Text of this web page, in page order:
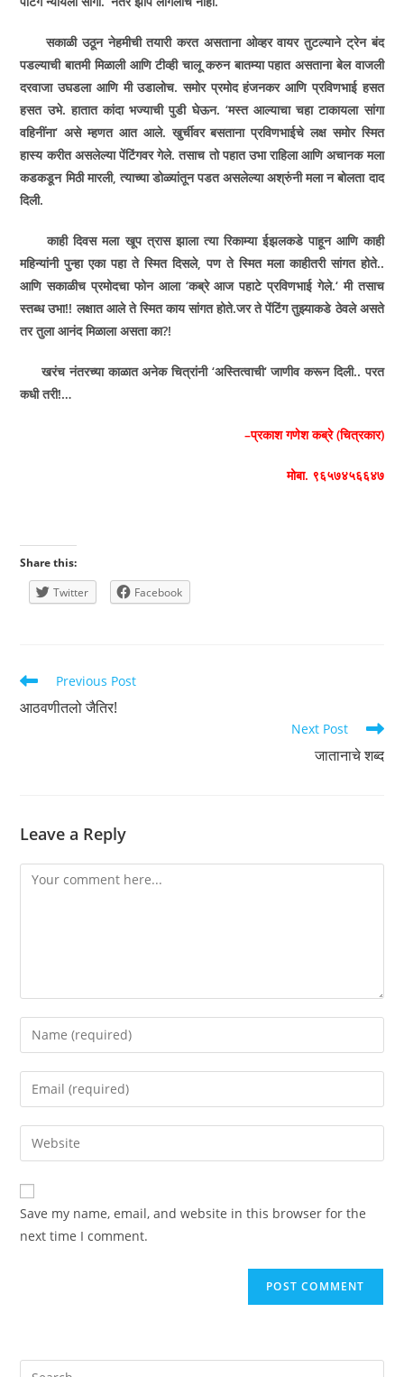
सकाळी उठून नेहमीची तयारी करत असताना ओव्हर वायर तुटल्याने ट्रेन बंद
पडल्याची बातमी मिळाली आणि टीव्ही चालू करुन बातम्या पहात असताना बेल वाजली
दरवाजा उघडला आणि मी उडालोच. समोर प्रमोद हंजनकर आणि प्रविणभाई हसत
हसत उभे. हातात कांदा भज्याची पुडी घेऊन. ‘मस्त आल्याचा चहा टाकायला सांगा
वहिनींना‘असे म्हणत आत आले. खुर्चीवर बसताना प्रविणभाईचे लक्ष समोर स्मित
हास्य करीत असलेल्या पेंटिंगवर गेले. तसाच तो पहात उभा राहिला आणि अचानक मला
कडकडून मिठी मारली,त्याच्या डोळ्यांतून पडत असलेल्या अश्रुंनी मला न बोलता दाद
दिली.
काही दिवस मला खूप त्रास झाला त्या रिकाम्या ईझलकडे पाहून आणि काही
महिन्यांनी पुन्हा एका पहा ते स्मित दिसले,पण ते स्मित मला काहीतरी सांगत होते..
आणि सकाळीच प्रमोदचा फोन आला ‘कब्रे आज पहाटे प्रविणभाई गेले.‘मी तसाच
स्तब्ध उभा!! लक्षात आले ते स्मित काय सांगत होते.जर ते पेंटिंग तुझ्याकडे ठेवले असते
तर तुला आनंद मिळाला असता का?!
खरंच नंतरच्या काळात अनेक चित्रांनी ‘अस्तित्वाची‘जाणीव करून दिली.. परत
कधी तरी!…
–प्रकाश गणेश कब्रे (चित्रकार)
मोबा. ९६५७४५६६४७
Share this:
Twitter
Facebook
Read
articles
Previous Post
आठवणीतलो जैतिर!
Next Post
जातानाचे शब्द
Leave a Reply
Comment
Enter
your
name
comment
Enter
your
email
address
comment
Enter
your
website
URL
(optional)
Save my name, email, and website in this browser for the
next time I comment.